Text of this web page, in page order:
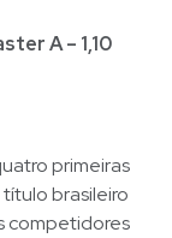
A – 1,10
primeiras
brasileiro
competidores